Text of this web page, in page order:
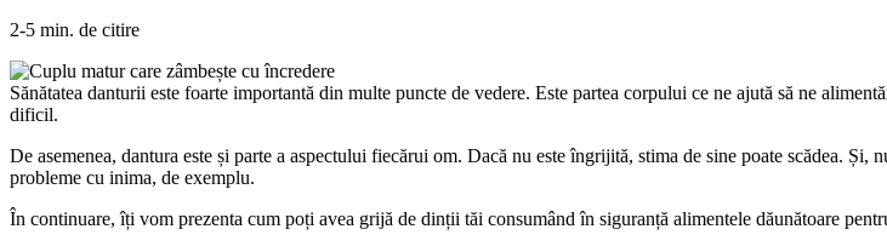
2-5 min. de citire
Sănătatea danturii este foarte importantă din multe puncte de vedere. Este partea corpului ce ne ajută să ne
dificil.
De asemenea, dantura este și parte a aspectului fiecărui om. Dacă nu este îngrijită, stima de sine poate scădea.
probleme cu inima, de exemplu.
În continuare, îți vom prezenta cum poți avea grijă de dinții tăi consumând în siguranță alimentele dăunătoare